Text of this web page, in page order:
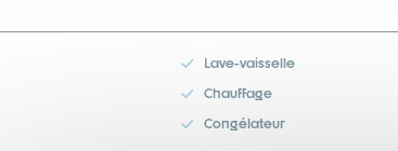
Lave-vaisselle
Chauffage
Congélateur